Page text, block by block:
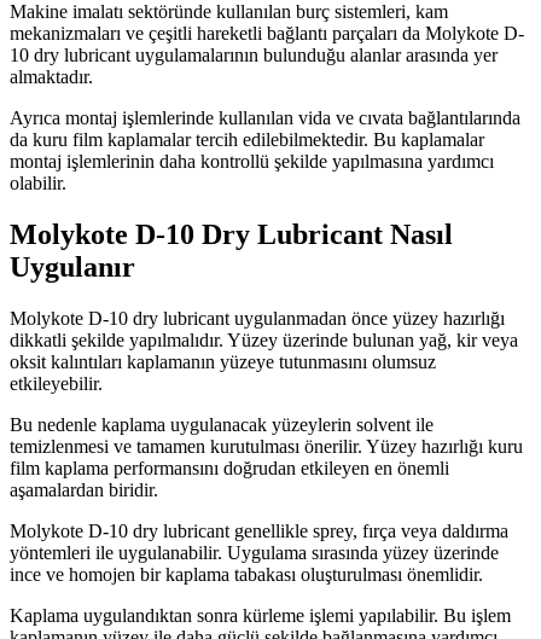
Makine imalatı sektöründe kullanılan burç sistemleri, kam
mekanizmaları ve çeşitli hareketli bağlantı parçaları da Molykote D-
10 dry lubricant uygulamalarının bulunduğu alanlar arasında yer
almaktadır.
Ayrıca montaj işlemlerinde kullanılan vida ve cıvata bağlantılarında
da kuru film kaplamalar tercih edilebilmektedir. Bu kaplamalar
montaj işlemlerinin daha kontrollü şekilde yapılmasına yardımcı
olabilir.
Molykote D-10 Dry Lubricant Nasıl
Uygulanır
Molykote D-10 dry lubricant uygulanmadan önce yüzey hazırlığı
dikkatli şekilde yapılmalıdır. Yüzey üzerinde bulunan yağ, kir veya
oksit kalıntıları kaplamanın yüzeye tutunmasını olumsuz
etkileyebilir.
Bu nedenle kaplama uygulanacak yüzeylerin solvent ile
temizlenmesi ve tamamen kurutulması önerilir. Yüzey hazırlığı kuru
film kaplama performansını doğrudan etkileyen en önemli
aşamalardan biridir.
Molykote D-10 dry lubricant genellikle sprey, fırça veya daldırma
yöntemleri ile uygulanabilir. Uygulama sırasında yüzey üzerinde
ince ve homojen bir kaplama tabakası oluşturulması önemlidir.
Kaplama uygulandıktan sonra kürleme işlemi yapılabilir. Bu işlem